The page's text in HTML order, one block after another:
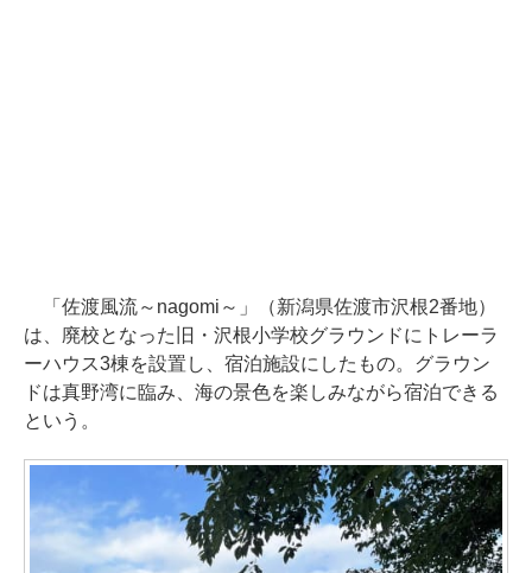
「佐渡風流～nagomi～」（新潟県佐渡市沢根2番地）
は、廃校となった旧・沢根小学校グラウンドにトレーラ
ーハウス3棟を設置し、宿泊施設にしたもの。グラウン
ドは真野湾に臨み、海の景色を楽しみながら宿泊できる
という。